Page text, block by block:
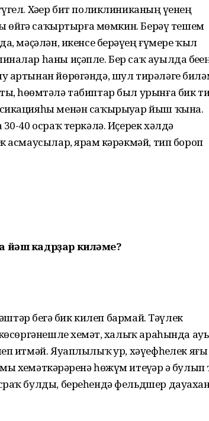
Хәҙер бит поликлиниканың үҙенең
өйгә саҡыртырға мөмкин. Берәү тешем
мәҫәлән, икенсе берәүҙең ғүмере ҡыл
һаны иҫәпле. Бер саҡ ауылда
артынан йөрөгәндә, шул тирәләге
һөҙөмтәлә табиптар был урынға бик тиҙ
менән саҡырыуҙар йыш ҡына.
40 осраҡ теркәлә. Иҫерек хәлдә
ярҙам кәрәкмәй, тип бороп
йәш кадрҙар киләме?
беҙгә бик килеп бармай. Тәүлек
хеҙмәт, халыҡ араһында
итмәй. Яуаплылыҡ ҙур, хәүефһеҙлек
һөжүм итеүҙәр ҙә булып
булды, береһендә фельдшер